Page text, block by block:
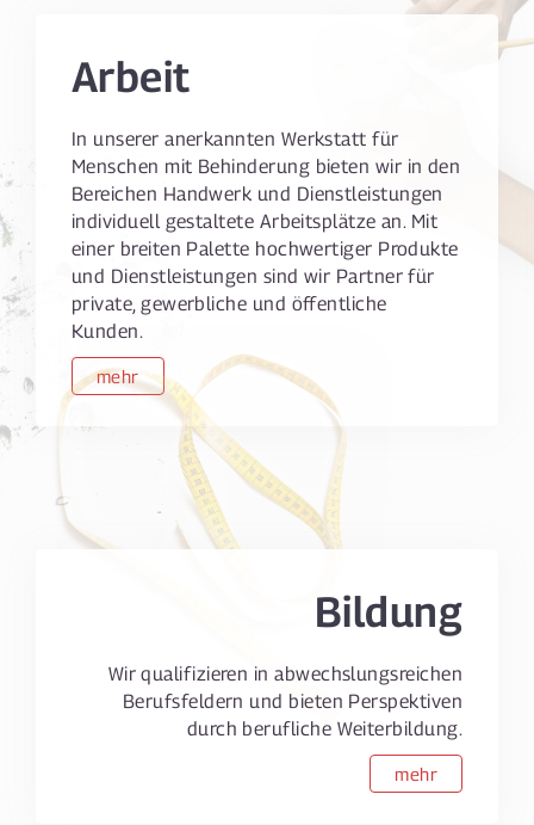
Arbeit
In unserer anerkannten Werkstatt für
Menschen mit Behinderung bieten wir in den
Bereichen Handwerk und Dienstleistungen
individuell gestaltete Arbeitsplätze an. Mit
einer breiten Palette hochwertiger Produkte
und Dienstleistungen sind wir Partner für
private, gewerbliche und öffentliche
Kunden.
mehr
Bildung
Wir qualifizieren in abwechslungsreichen
Berufsfeldern und bieten Perspektiven
durch berufliche Weiterbildung.
mehr